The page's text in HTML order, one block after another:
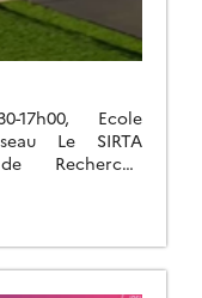
Ecole
Le SIRTA
Recherche
Journée